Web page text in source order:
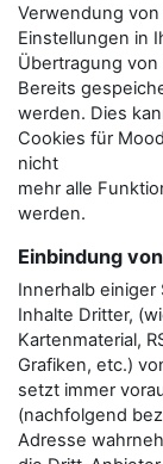
Verwendung
Einstellungen in
Übertragung
Bereits
werden. Dies
Cookies für
nicht
mehr alle
werden.
Einbindung
Innerhalb
Inhalte Dritter,
Kartenmaterial,
Grafiken, etc.)
setzt immer
(nachfolgend
Adresse